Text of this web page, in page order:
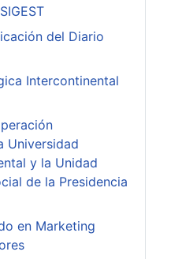
del Diario
Intercontinental
Universidad
y la Unidad
de la Presidencia
en Marketing